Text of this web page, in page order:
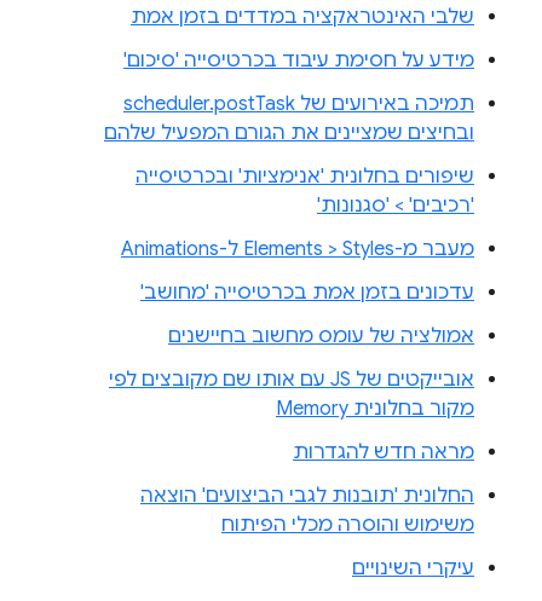
שלבי האינטראקציה במדדים בזמן אמת
מידע על חסימת עיבוד בכרטיסייה 'סיכום'
תמיכה באירועים של scheduler.postTask
ובחיצים שמציינים את הגורם המפעיל שלהם
שיפורים בחלונית 'אנימציות' ובכרטיסייה
'רכיבים' > 'סגנונות'
מעבר מ-Elements > Styles ל-Animations
עדכונים בזמן אמת בכרטיסייה 'מחושב'
אמולציה של עומס מחשוב בחיישנים
אובייקטים של JS עם אותו שם מקובצים לפי
מקור בחלונית Memory
מראה חדש להגדרות
החלונית 'תובנות לגבי הביצועים' הוצאה
משימוש והוסרה מכלי הפיתוח
עיקרי השינויים